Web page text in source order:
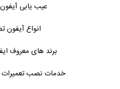
عیب یابی
انواع آیفون
برند های معروف
خدمات نصب